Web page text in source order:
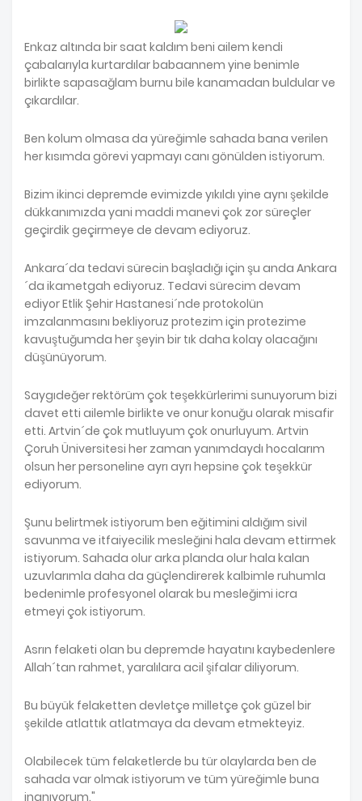
Enkaz altında bir saat kaldım beni ailem kendi
çabalarıyla kurtardılar babaannem yine benimle
birlikte sapasağlam burnu bile kanamadan buldular ve
çıkardılar.
Ben kolum olmasa da yüreğimle sahada bana verilen
her kısımda görevi yapmayı canı gönülden istiyorum.
Bizim ikinci depremde evimizde yıkıldı yine aynı şekilde
dükkanımızda yani maddi manevi çok zor süreçler
geçirdik geçirmeye de devam ediyoruz.
Ankara´da tedavi sürecin başladığı için şu anda Ankara
´da ikametgah ediyoruz. Tedavi sürecim devam
ediyor Etlik Şehir Hastanesi´nde protokolün
imzalanmasını bekliyoruz protezim için protezime
kavuştuğumda her şeyin bir tık daha kolay olacağını
düşünüyorum.
Saygıdeğer rektörüm çok teşekkürlerimi sunuyorum bizi
davet etti ailemle birlikte ve onur konuğu olarak misafir
etti. Artvin´de çok mutluyum çok onurluyum. Artvin
Çoruh Üniversitesi her zaman yanımdaydı hocalarım
olsun her personeline ayrı ayrı hepsine çok teşekkür
ediyorum.
Şunu belirtmek istiyorum ben eğitimini aldığım sivil
savunma ve itfaiyecilik mesleğini hala devam ettirmek
istiyorum. Sahada olur arka planda olur hala kalan
uzuvlarımla daha da güçlendirerek kalbimle ruhumla
bedenimle profesyonel olarak bu mesleğimi icra
etmeyi çok istiyorum.
Asrın felaketi olan bu depremde hayatını kaybedenlere
Allah´tan rahmet, yaralılara acil şifalar diliyorum.
Bu büyük felaketten devletçe milletçe çok güzel bir
şekilde atlattık atlatmaya da devam etmekteyiz.
Olabilecek tüm felaketlerde bu tür olaylarda ben de
sahada var olmak istiyorum ve tüm yüreğimle buna
inanıyorum."